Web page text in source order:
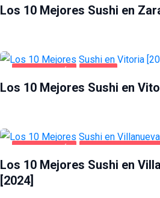
Los 10 Mejores Sushi en
GASTRONOMÍA VITORIA
Los 10 Mejores Sushi en
GASTRONOMÍA VILLANUEVA Y
Los 10 Mejores Sushi en
[2024]